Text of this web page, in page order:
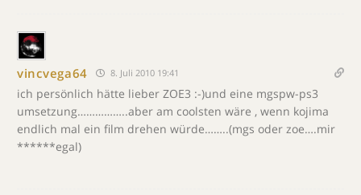
vincvega64 8. Juli 2010 19:41
ich persönlich hätte lieber ZOE3 :-)und eine mgspw-ps3
umsetzung……………..aber am coolsten wäre , wenn kojima
endlich mal ein film drehen würde……..(mgs oder zoe….mir
******egal)